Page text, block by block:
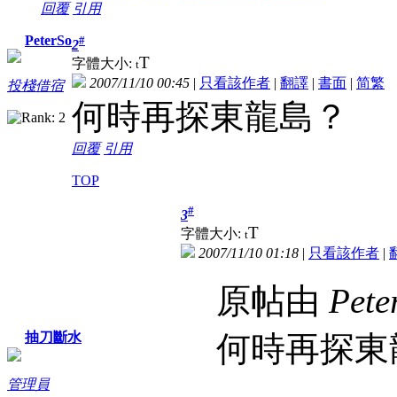
回覆 引用
PeterSo
投棧借宿
2#
字體大小: tT
2007/11/10 00:45 | 只看該作者 | 翻譯 | 書面 | 简繁
何時再探東龍島？
回覆 引用
TOP
抽刀斷水
管理員
3#
字體大小: tT
2007/11/10 01:18 | 只看該作者 |
原帖由
何時再探